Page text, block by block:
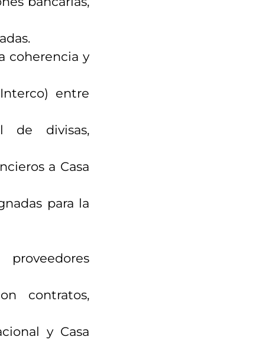
coherencia y
Interco) entre
de divisas,
a Casa
para la
contratos,
y Casa